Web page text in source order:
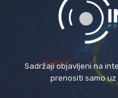
Sadržaji objavljeni na
prenositi samo uz